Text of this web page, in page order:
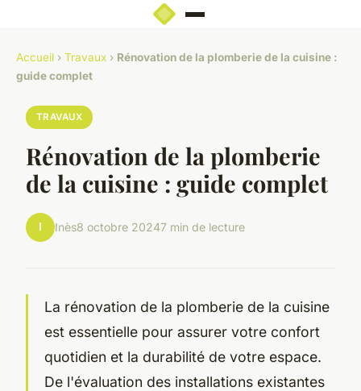
Accueil › Travaux › Rénovation de la plomberie de la cuisine :
guide complet
TRAVAUX
Rénovation de la plomberie
de la cuisine : guide complet
I Inès8 octobre 20247 min de lecture
La rénovation de la plomberie de la cuisine
est essentielle pour assurer votre confort
quotidien et la durabilité de votre espace.
De l'évaluation des installations existantes